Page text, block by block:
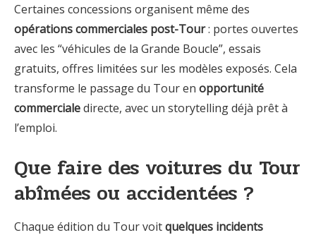
Certaines concessions organisent même des
opérations commerciales post-Tour: portes ouvertes
avec les “véhicules de la Grande Boucle”, essais
gratuits, offres limitées sur les modèles exposés. Cela
transforme le passage du Tour en opportunité
commercialedirecte, avec un storytelling déjà prêt à
l’emploi.
Que faire des voitures du Tour
abîmées ou accidentées ?
Chaque édition du Tour voitquelques incidents